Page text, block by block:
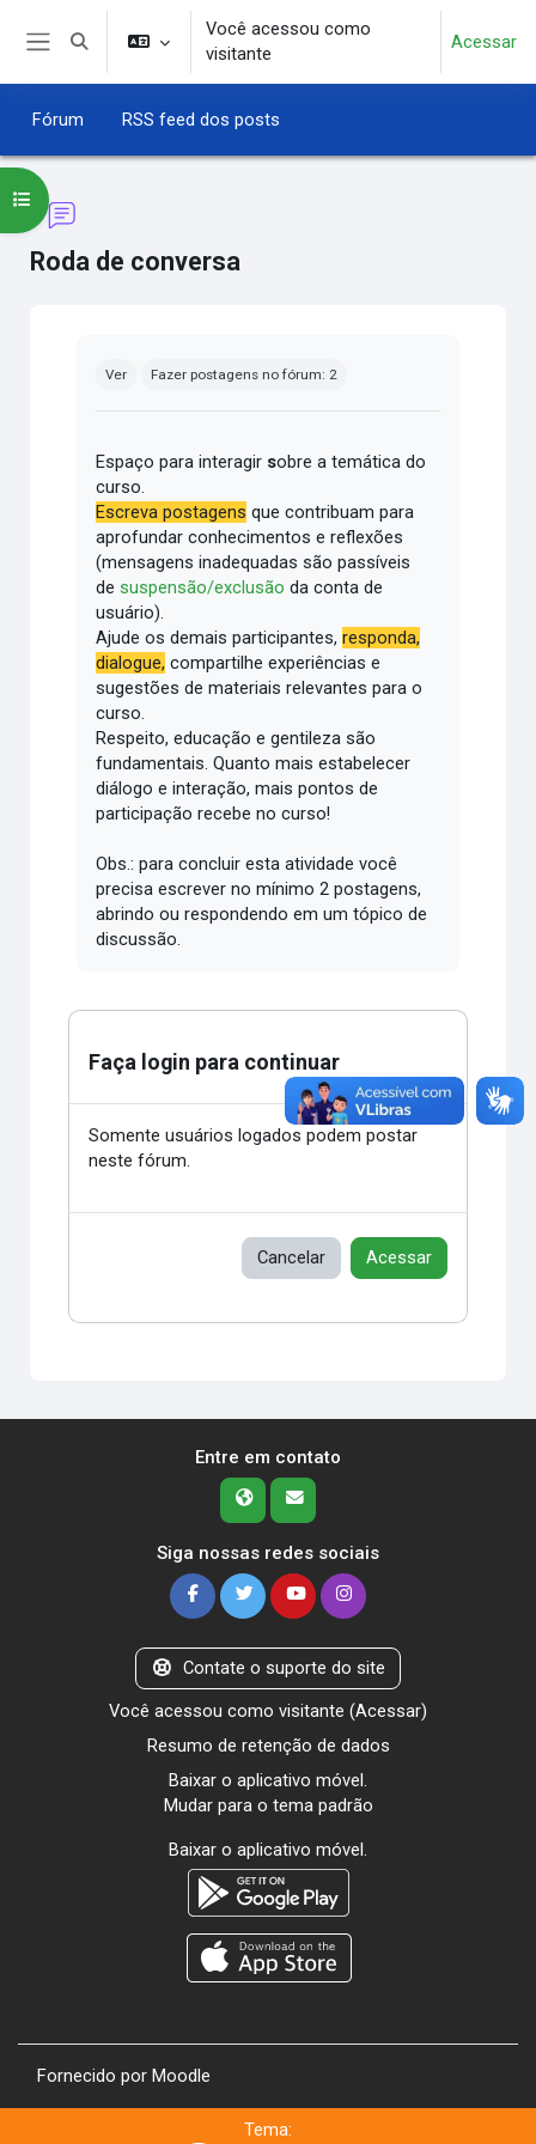
Ir para o conteúdo principal
Alternar entrada de pesquisa
Você acessou como
visitante
Acessar
Fórum RSS feed dos posts
Roda de conversa
Abrir índice do curso
Ver Fazer postagens no fórum: 2
Espaço para interagir sobre a temática do
curso.
Escreva postagens que contribuam para
aprofundar conhecimentos e reflexões
(mensagens inadequadas são passíveis
desuspensão/exclusão da conta de
usuário).
Ajude os demais participantes,responda,
dialogue, compartilhe experiências e
sugestões de materiais relevantes para o
curso.
Respeito, educação e gentileza são
fundamentais.Quanto mais estabelecer
diálogo e interação, mais pontos de
participação recebe no curso!
Obs.: para concluir esta atividade você
precisa escrever no mínimo 2 postagens,
abrindo ou respondendo em um tópico de
discussão.
Faça login para continuar
Somente usuários logados podem postar
neste fórum.
Cancelar Acessar
Entre em contato
Siga nossas redes sociais
Contate o suporte do site
Você acessou como visitante (Acessar)
Resumo de retenção de dados
Baixar o aplicativo móvel.
Mudar para o tema padrão
Baixar o aplicativo móvel.
Fornecido por Moodle
Tema: